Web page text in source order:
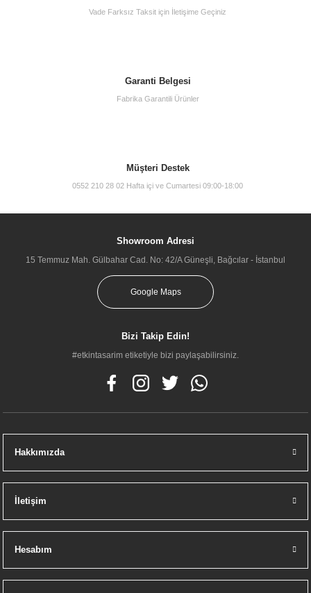
Artema A41441 Ankastre Stop Valf Sıva Altı Grubu
Vade Farksız Taksit için İletişime Geçiniz
Garanti Belgesi
Fabrika Garantili Ürünler
Müşteri Destek
0552 210 28 02 Hafta içi ve Cumartesi 09:00-18:00
Showroom Adresi
15 Temmuz Mah. Gülbahar Cad. No: 42/A Güneşli, Bağcılar - İstanbul
Google Maps
Bizi Takip Edin!
#etkintasarim etiketiyle bizi paylaşabilirsiniz.
Hakkımızda
İletişim
Hesabım